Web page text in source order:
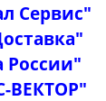
Сервис"
России"
ВЕКТОР"